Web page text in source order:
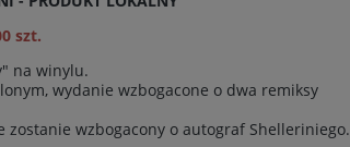
szt.
na winylu.
wydanie wzbogacone o dwa remiksy
wzbogacony o autograf Shelleriniego.